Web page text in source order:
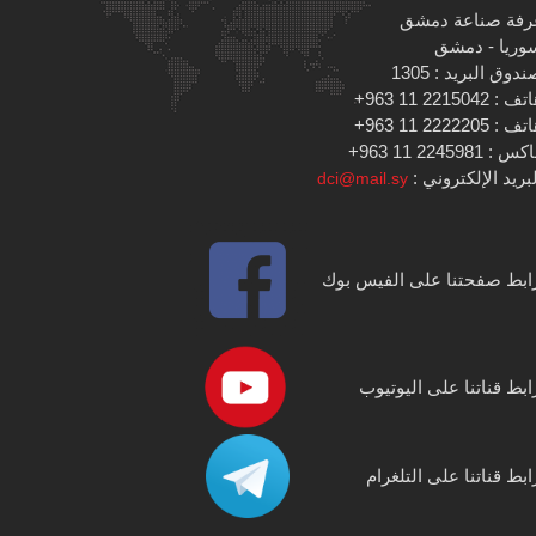
صناعة دمشق
- دمشق
البريد : 1305
: 2215042 11 963+
: 2222205 11 963+
: 2245981 11 963+
الإلكتروني : dci@mail.sy
صفحتنا على الفيس بوك
قناتنا على اليوتيوب
قناتنا على التلغرام